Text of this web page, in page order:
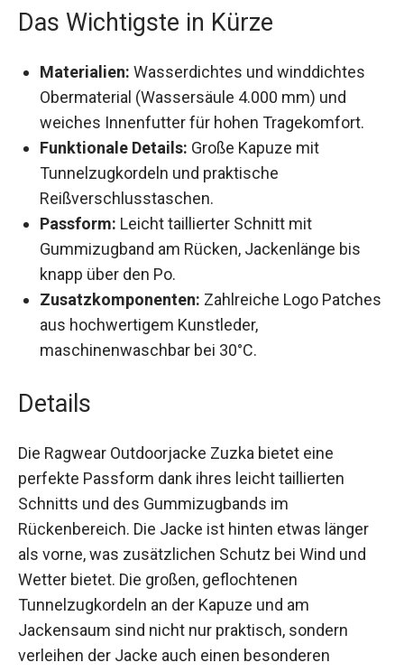
Das Wichtigste in Kürze
Materialien: Wasserdichtes und winddichtes
Obermaterial (Wassersäule 4.000 mm) und
weiches Innenfutter für hohen Tragekomfort.
Funktionale Details: Große Kapuze mit
Tunnelzugkordeln und praktische
Reißverschlusstaschen.
Passform: Leicht taillierter Schnitt mit
Gummizugband am Rücken, Jackenlänge bis
knapp über den Po.
Zusatzkomponenten: Zahlreiche Logo
Patches aus hochwertigem Kunstleder,
maschinenwaschbar bei 30°C.
Details
Die Ragwear Outdoorjacke Zuzka bietet eine
perfekte Passform dank ihres leicht taillierten
Schnitts und des Gummizugbands im
Rückenbereich. Die Jacke ist hinten etwas länger
als vorne, was zusätzlichen Schutz bei Wind und
Wetter bietet. Die großen, geflochtenen
Tunnelzugkordeln an der Kapuze und am
Jackensaum sind nicht nur praktisch, sondern
verleihen der Jacke auch einen besonderen